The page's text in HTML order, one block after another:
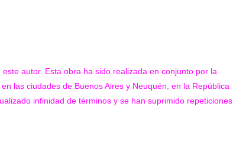
autor. Esta obra ha sido realizada en conjunto por la
las ciudades de Buenos Aires y Neuquén, en la República
infinidad de términos y se han suprimido repeticiones.